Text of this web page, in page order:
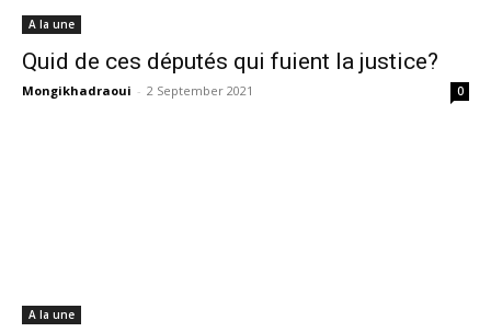
A la une
Quid de ces députés qui fuient la justice?
Mongikhadraoui - 2 September 2021 0
A la une